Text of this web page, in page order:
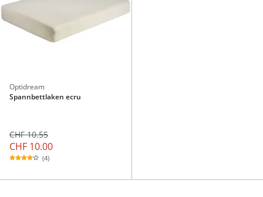
Optidream
Spannbettlaken ecru
CHF 10.55
CHF 10.00
(4)